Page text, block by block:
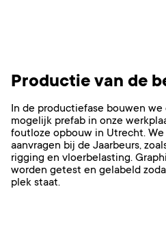
Productie van de
In de productiefase bouwen
mogelijk prefab in onze
foutloze opbouw in Utrecht.
aanvragen bij de Jaarbeurs,
rigging en vloerbelasting.
worden getest en gelabeld
plek staat.